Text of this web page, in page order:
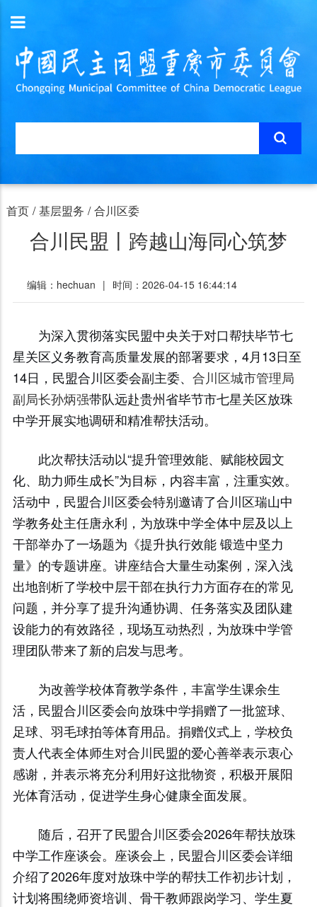
首页 / 基层盟务 / 合川区委
合川民盟丨跨越山海同心筑梦
编辑：hechuan | 时间：2026-04-15 16:44:14
为深入贯彻落实民盟中央关于对口帮扶毕节七
星关区义务教育高质量发展的部署要求，4月13日至
14日，民盟合川区委会副主委、 合川区城市管理局
副局长孙炳强带队远赴贵州省毕节市七星关区放珠
中学开展实地调研和精准帮扶活动。
此次帮扶活动以“提升管理效能、赋能校园文
化、助力师生成长”为目标，内容丰富，注重实效。
活动中，民盟合川区委会特别邀请了合川区瑞山中
学教务处主任唐永利，为放珠中学全体中层及以上
干部举办了一场题为《提升执行效能 锻造中坚力
量》的专题讲座。讲座结合大量生动案例，深入浅
出地剖析了学校中层干部在执行力方面存在的常见
问题，并分享了提升沟通协调、任务落实及团队建
设能力的有效路径，现场互动热烈，为放珠中学管
理团队带来了新的启发与思考。
为改善学校体育教学条件，丰富学生课余生
活，民盟合川区委会向放珠中学捐赠了一批篮球、
足球、羽毛球拍等体育用品。捐赠仪式上，学校负
责人代表全体师生对合川民盟的爱心善举表示衷心
感谢，并表示将充分利用好这批物资，积极开展阳
光体育活动，促进学生身心健康全面发展。
随后，召开了民盟合川区委会2026年帮扶放珠
中学工作座谈会。座谈会上，民盟合川区委会详细
介绍了2026年度对放珠中学的帮扶工作初步计划，
计划将围绕师资培训、骨干教师跟岗学习、学生夏